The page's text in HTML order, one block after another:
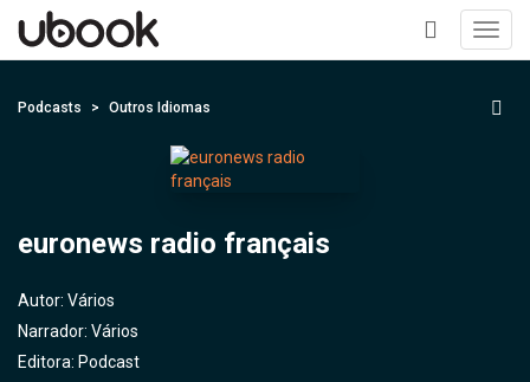
+
Podcasts Outros Idiomas
euronews radio français
Autor: Vários
Narrador: Vários
Editora: Podcast